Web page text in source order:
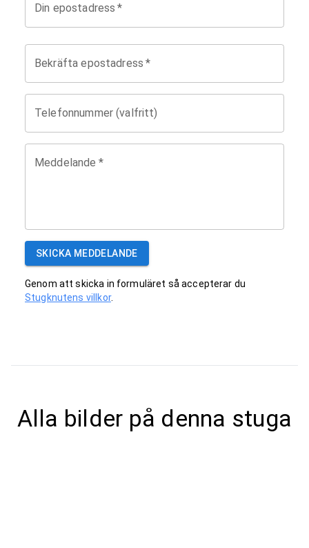
Din epostadress *
Bekräfta epostadress *
Telefonnummer (valfritt)
Meddelande *
SKICKA MEDDELANDE
Genom att skicka in formuläret så accepterar du
Stugknutens villkor.
Alla bilder på denna stuga